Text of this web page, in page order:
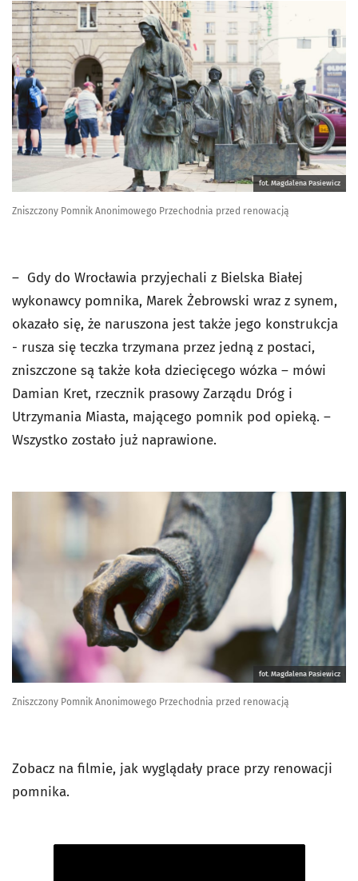
fot. Magdalena Pasiewicz
Zniszczony Pomnik Anonimowego Przechodnia przed renowacją
– Gdy do Wrocławia przyjechali z Bielska Białej
wykonawcy pomnika, Marek Żebrowski wraz z synem,
okazało się, że naruszona jest także jego konstrukcja
- rusza się teczka trzymana przez jedną z postaci,
zniszczone są także koła dziecięcego wózka – mówi
Damian Kret, rzecznik prasowy Zarządu Dróg i
Utrzymania Miasta, mającego pomnik pod opieką. –
Wszystko zostało już naprawione.
fot. Magdalena Pasiewicz
Zniszczony Pomnik Anonimowego Przechodnia przed renowacją
Zobacz na filmie, jak wyglądały prace przy renowacji
pomnika.